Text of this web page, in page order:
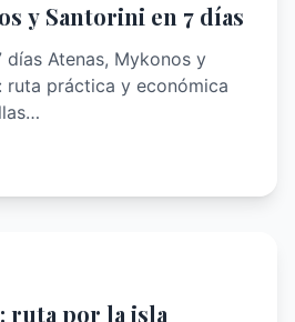
y Santorini en 7 días
días Atenas, Mykonos y
ruta práctica y económica
ruta por la isla